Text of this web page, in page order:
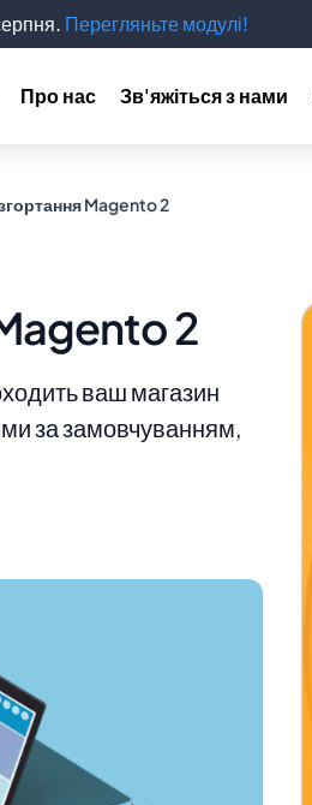
Про нас Зв'яжіться з нами
Magento 2
2
ваш магазин
за замовчуванням,
Перегляньте модулі!